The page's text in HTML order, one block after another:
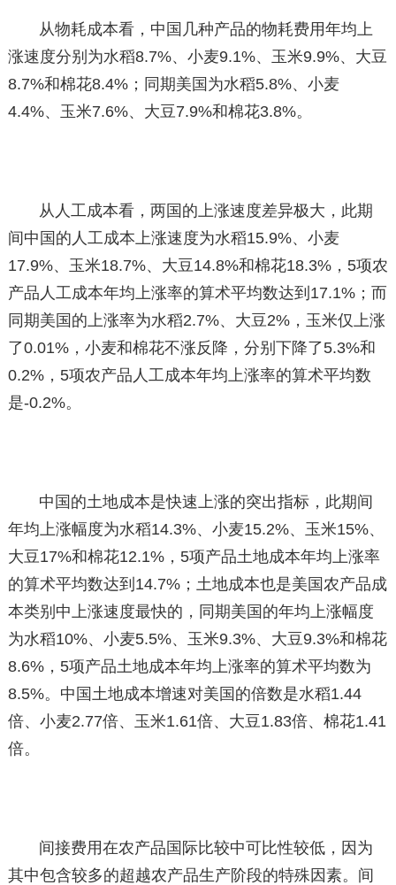
从物耗成本看，中国几种产品的物耗费用年均上
涨速度分别为水稻8.7%、小麦9.1%、玉米9.9%、大豆
8.7%和棉花8.4%；同期美国为水稻5.8%、小麦
4.4%、玉米7.6%、大豆7.9%和棉花3.8%。
从人工成本看，两国的上涨速度差异极大，此期
间中国的人工成本上涨速度为水稻15.9%、小麦
17.9%、玉米18.7%、大豆14.8%和棉花18.3%，5项农
产品人工成本年均上涨率的算术平均数达到17.1%；而
同期美国的上涨率为水稻2.7%、大豆2%，玉米仅上涨
了0.01%，小麦和棉花不涨反降，分别下降了5.3%和
0.2%，5项农产品人工成本年均上涨率的算术平均数
是-0.2%。
中国的土地成本是快速上涨的突出指标，此期间
年均上涨幅度为水稻14.3%、小麦15.2%、玉米15%、
大豆17%和棉花12.1%，5项产品土地成本年均上涨率
的算术平均数达到14.7%；土地成本也是美国农产品成
本类别中上涨速度最快的，同期美国的年均上涨幅度
为水稻10%、小麦5.5%、玉米9.3%、大豆9.3%和棉花
8.6%，5项产品土地成本年均上涨率的算术平均数为
8.5%。中国土地成本增速对美国的倍数是水稻1.44
倍、小麦2.77倍、玉米1.61倍、大豆1.83倍、棉花1.41
倍。
间接费用在农产品国际比较中可比性较低，因为
其中包含较多的超越农产品生产阶段的特殊因素。间